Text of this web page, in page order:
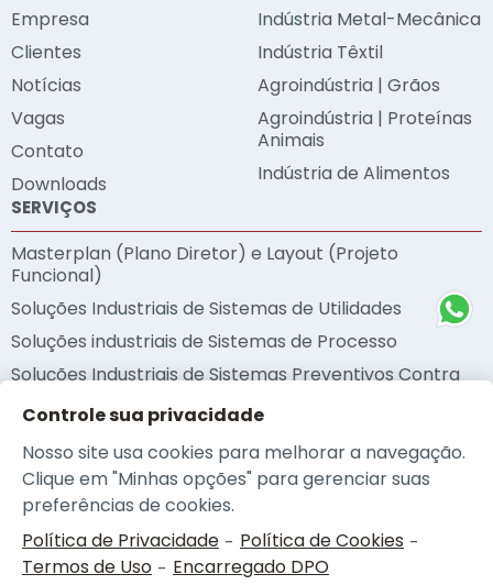
Empresa
Clientes
Notícias
Vagas
Contato
Downloads
Indústria Metal-Mecânica
Indústria Têxtil
Agroindústria | Grãos
Agroindústria | Proteínas
Animais
Indústria de Alimentos
SERVIÇOS
Masterplan (Plano Diretor) e Layout (Projeto
Funcional)
Soluções Industriais de Sistemas de Utilidades
Soluções industriais de Sistemas de Processo
Soluções Industriais de Sistemas Preventivos Contra
Soluções Industriais de Sustentabilidade
Metodologia BIM
Auditorias Técnicas
© 2026 - NEOplan | Política de Privacidade|Política de Cookies
Controle sua privacidade
Nosso site usa cookies para melhorar a navegação.
Clique em "Minhas opções" para gerenciar suas
preferências de cookies.
Política de Privacidade - Política de Cookies -
Termos de Uso - Encarregado DPO